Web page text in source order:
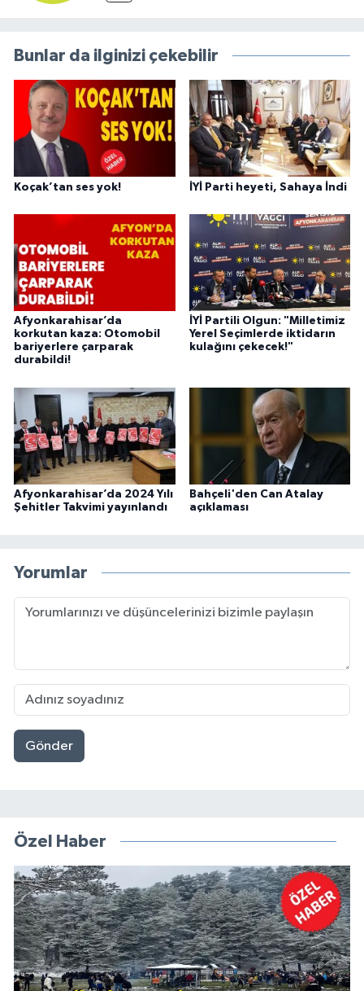
Bunlar da ilginizi çekebilir
Koçak’tan ses yok! İYİ Parti heyeti, Sahaya İndi
Afyonkarahisar’da
korkutan kaza: Otomobil
bariyerlere çarparak
durabildi!
İYİ Partili Olgun: "Milletimiz
Yerel Seçimlerde iktidarın
kulağını çekecek!"
Afyonkarahisar’da 2024 Yılı
Şehitler Takvimi yayınlandı
Bahçeli'den Can Atalay
açıklaması
Yorumlar
Gönder
Özel Haber